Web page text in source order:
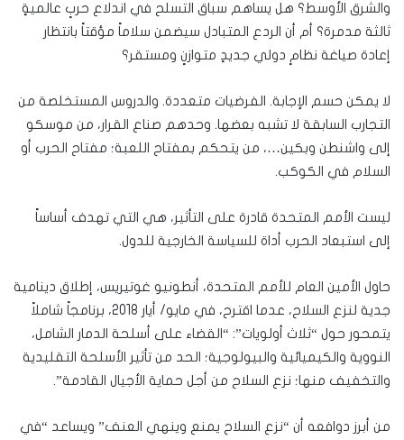
والشرق الأوسط؟ هل يساهم سباق التسلح في اندلاع حربٍ عالميةٍ
ثالثة مدمرة؟ أم أن الردع المتبادل سيضمن سلاماً مؤقتاً بانتظار
إعادة صياغة نظامٍ دولي جديدٍ متوازنٍ ومستقر؟
لا يمكن حسم الإجابة. الفرضيات متعددة. والدروس المستخلصة من
التجارب السابقة لا تشبه بعضها. وحدهم صناع القرار، من موسكو
إلى واشنطن وبكين…، من يتحكم بمفتاح اللعبة؛ مفتاح الحرب أو
السلام في الكوكب.
ليست الأمم المتحدة قادرة على التأثير، هي التي تهدف أساساً
إلى استبعاد الحرب أداة للسياسة الخارجية للدول.
حاول الأمين العام للأمم المتحدة، أنطونيو غوتيريس، إطلاق دينامية
جدية لنزع السلاح، عدما اقترح، في مايو/ أيار 2018، برنامجاً شاملاً
يتمحور حول “ثلاث أولويات”: “القضاء على أسلحة الدمار الشامل،
النووية والكيميائية والبيولوجية؛ الحد من تأثير الأسلحة التقليدية
والتخفيف منها؛ نزع السلاح من أجل حماية الأجيال القادمة”.
من أبرز دوافعه أن “نزع السلاح يمنع وينهي العنف” ويساعد “في